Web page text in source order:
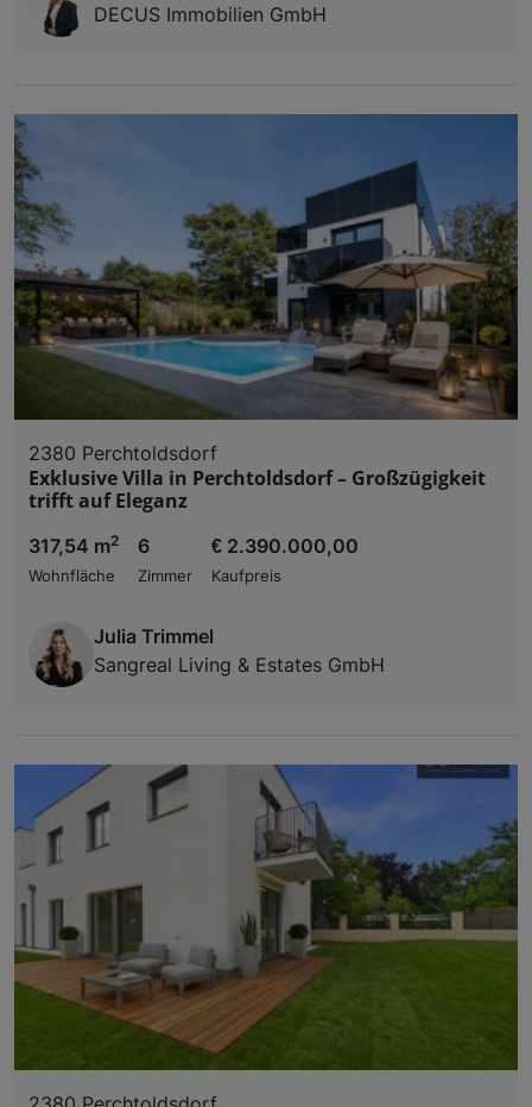
DECUS Immobilien GmbH
2380 Perchtoldsdorf
Exklusive Villa in Perchtoldsdorf – Großzügigkeit
trifft auf Eleganz
317,54 m2
Wohnfläche
6
Zimmer
€ 2.390.000,00
Kaufpreis
Julia Trimmel
Sangreal Living & Estates GmbH